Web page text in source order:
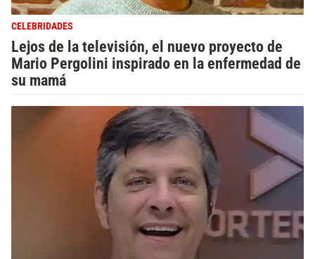
CELEBRIDADES
Lejos de la televisión, el nuevo proyecto de
Mario Pergolini inspirado en la enfermedad de
su mamá